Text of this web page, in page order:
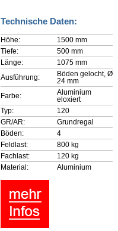
Technische Daten:
Höhe:
1500 mm
Tiefe:
500 mm
Länge:
1075 mm
Ausführung:
Böden gelocht, Ø
24 mm
Farbe:
Aluminium
eloxiert
Typ:
120
GR/AR:
Grundregal
Böden:
4
Feldlast:
800 kg
Fachlast:
120 kg
Material:
Aluminium